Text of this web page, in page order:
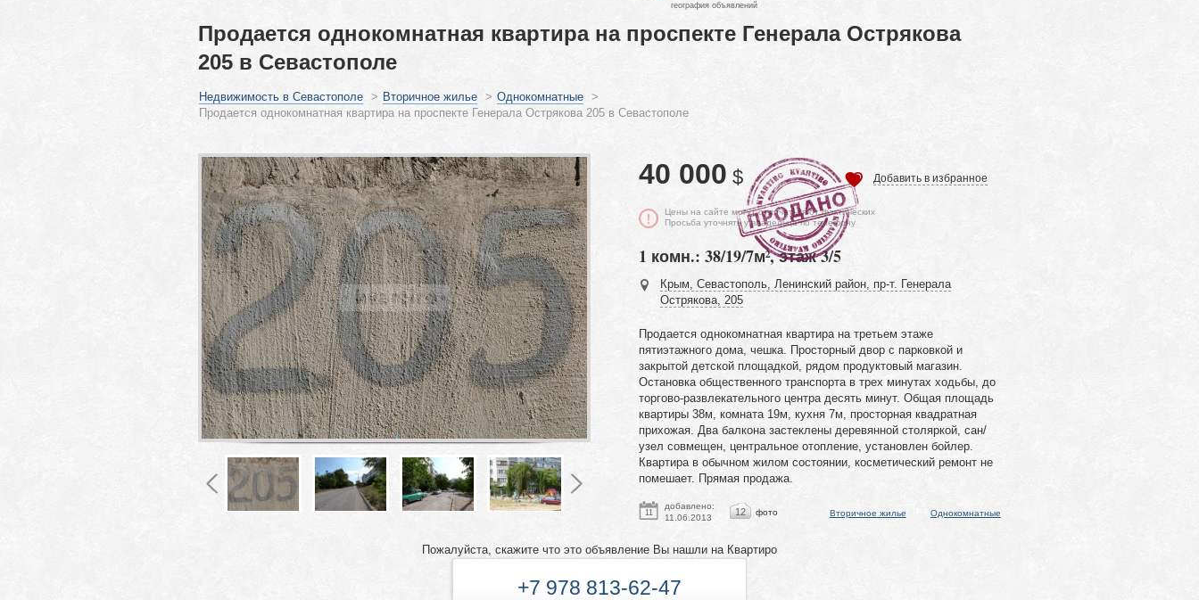
география объявлений
Продается однокомнатная квартира на проспекте Генерала Острякова
205 в Севастополе
Недвижимость в Севастополе > Вторичное жилье > Однокомнатные >
Продается однокомнатная квартира на проспекте Генерала Острякова 205 в Севастополе
40 000 $ Добавить в избранное
Цены на сайте могут отличаться от фактических
Просьба уточнять у владельца по телефону
1 комн.: 38/19/7м², этаж 3/5
Крым, Севастополь, Ленинский район, пр-т. Генерала
Острякова, 205
Продается однокомнатная квартира на третьем этаже
пятиэтажного дома, чешка. Просторный двор с парковкой и
закрытой детской площадкой, рядом продуктовый магазин.
Остановка общественного транспорта в трех минутах ходьбы, до
торгово-развлекательного центра десять минут. Общая площадь
квартиры 38м, комната 19м, кухня 7м, просторная квадратная
прихожая. Два балкона застеклены деревянной столяркой, сан/
узел совмещен, центральное отопление, установлен бойлер.
Квартира в обычном жилом состоянии, косметический ремонт не
помешает. Прямая продажа.
11
добавлено:
11.06.2013
12 фото Вторичное жилье Однокомнатные
Пожалуйста, скажите что это объявление Вы нашли на Квартиро
+7 978 813-62-47